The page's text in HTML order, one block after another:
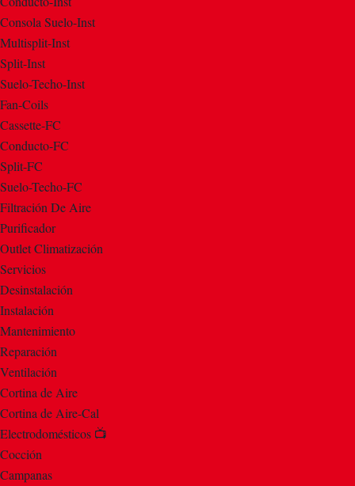
Consola Suelo-Inst
Multisplit-Inst
Split-Inst
Suelo-Techo-Inst
Fan-Coils
Cassette-FC
Conducto-FC
Split-FC
Suelo-Techo-FC
Filtración De Aire
Purificador
Outlet Climatización
Servicios
Desinstalación
Instalación
Mantenimiento
Reparación
Ventilación
Cortina de Aire
Cortina de Aire-Cal
Electrodomésticos 📺
Cocción
Campanas